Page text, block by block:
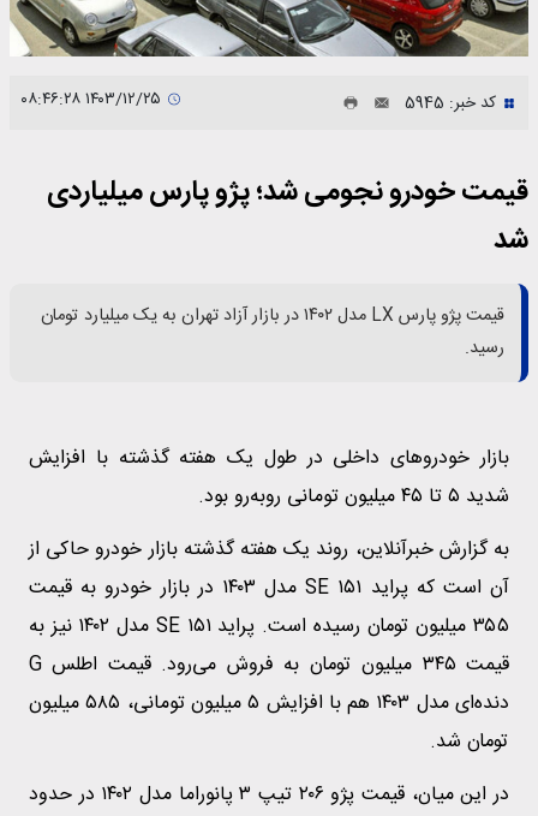
کد خبر: 5945
قیمت خودرو نجومی شد؛ پژو پارس میلیاردی
شد
قیمت پژو پارس LX مدل ۱۴۰۲ در بازار آزاد تهران به یک میلیارد تومان
رسید.
بازار خودرو‌های داخلی در طول یک هفته گذشته با افزایش
شدید ۵ تا ۴۵ میلیون تومانی روبه‌رو بود.
به گزارش خبرآنلاین، روند یک هفته گذشته بازار خودرو حاکی از
آن است که پراید ۱۵۱ SE مدل ۱۴۰۳ در بازار خودرو به قیمت
۳۵۵ میلیون تومان رسیده است. پراید ۱۵۱ SE مدل ۱۴۰۲ نیز به
قیمت ۳۴۵ میلیون تومان به فروش می‌رود. قیمت اطلس G
دنده‌ای مدل ۱۴۰۳ هم با افزایش ۵ میلیون تومانی، ۵۸۵ میلیون
تومان شد.
در این میان، قیمت پژو ۲۰۶ تیپ ۳ پانوراما مدل ۱۴۰۲ در حدود